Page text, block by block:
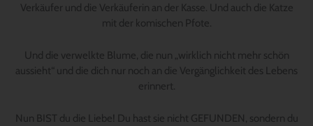
Verkäufer und die Verkäuferin an der Kasse. Und auch die Katze
mit der komischen Pfote.
Und die verwelkte Blume, die nun „wirklich nicht mehr schön
aussieht“ und die dich nur noch an die Vergänglichkeit des Lebens
erinnert.
Nun BIST du die Liebe! Du hast sie nicht GEFUNDEN, sondern du